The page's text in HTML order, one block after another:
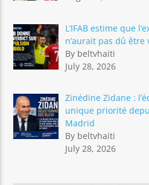
L’IFAB estime que
n’aurait pas dû être
By beltvhaiti
July 28, 2026
Zinédine Zidane :
unique priorité
Madrid
By beltvhaiti
July 28, 2026